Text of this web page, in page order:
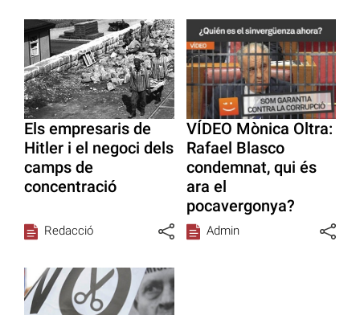
Els empresaris de
Hitler i el negoci dels
camps de
concentració
Redacció
VÍDEO Mònica Oltra:
Rafael Blasco
condemnat, qui és
ara el
pocavergonya?
Admin